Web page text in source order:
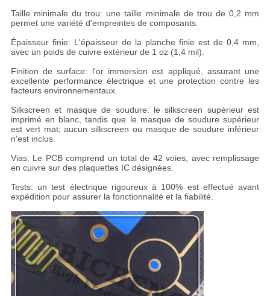
Taille minimale du trou: une taille minimale de trou de 0,2 mm
permet une variété d'empreintes de composants.
Épaisseur finie: L'épaisseur de la planche finie est de 0,4 mm,
avec un poids de cuivre extérieur de 1 oz (1,4 mil).
Finition de surface: l'or immersion est appliqué, assurant une
excellente performance électrique et une protection contre les
facteurs environnementaux.
Silkscreen et masque de soudure: le silkscreen supérieur est
imprimé en blanc, tandis que le masque de soudure supérieur
est vert mat; aucun silkscreen ou masque de soudure inférieur
n'est inclus.
Vias: Le PCB comprend un total de 42 voies, avec remplissage
en cuivre sur des plaquettes IC désignées.
Tests: un test électrique rigoureux à 100% est effectué avant
expédition pour assurer la fonctionnalité et la fiabilité.